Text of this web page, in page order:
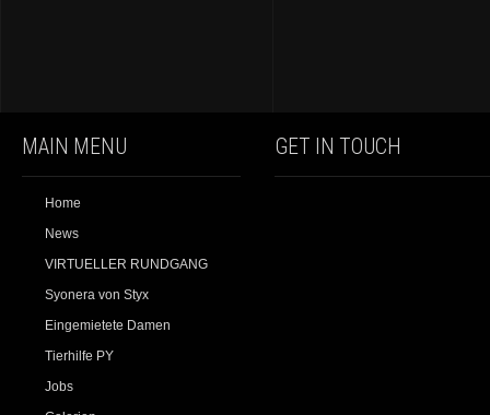
MAIN MENU
Home
News
VIRTUELLER RUNDGANG
Syonera von Styx
Eingemietete Damen
Tierhilfe PY
Jobs
GET IN TOUCH